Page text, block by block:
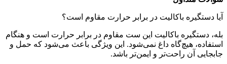
آیا دستگیره باکالیت در برابر حرارت مقاوم است؟
بله، دستگیره باکالیت این ست مقاوم در برابر حرارت است و هنگام
استفاده، هیچ‌گاه داغ نمی‌شود. این ویژگی باعث می‌شود که حمل و
جابجایی آن راحت‌تر و ایمن‌تر باشد.